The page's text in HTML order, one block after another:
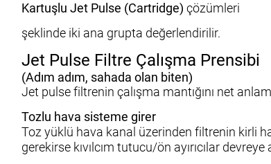
Kartuşlu Jet Pulse (Cartridge) çözümleri
şeklinde iki ana grupta değerlendirilir.
Jet Pulse Filtre Çalışma Prensibi
(Adım adım, sahada olan biten)
Jet pulse filtrenin çalışma mantığını net
Tozlu hava sisteme girer
Toz yüklü hava kanal üzerinden filtrenin kirli
gerekirse kıvılcım tutucu/ön ayırıcılar devreye